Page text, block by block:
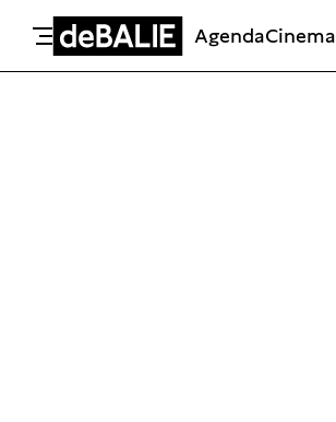
De Balie
AgendaCinema